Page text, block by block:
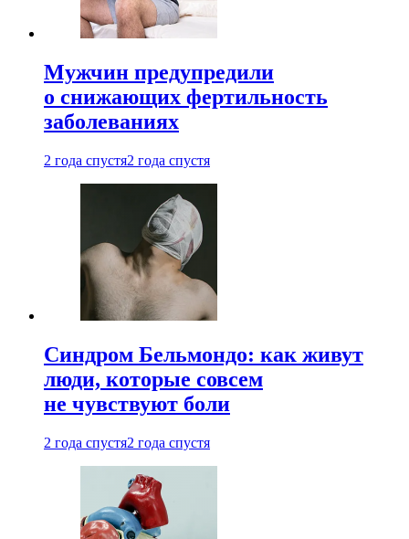
Мужчин предупредили
о снижающих фертильность
заболеваниях
2 года спустя2 года спустя
Синдром Бельмондо: как живут
люди, которые совсем
не чувствуют боли
2 года спустя2 года спустя